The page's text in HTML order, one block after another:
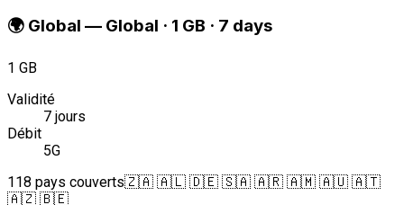
🌍 Global — Global · 1 GB · 7 days
1 GB
Validité
7 jours
Débit
5G
118 pays couverts🇿🇦 🇦🇱 🇩🇪 🇸🇦 🇦🇷 🇦🇲 🇦🇺 🇦🇹
🇦🇿 🇧🇪